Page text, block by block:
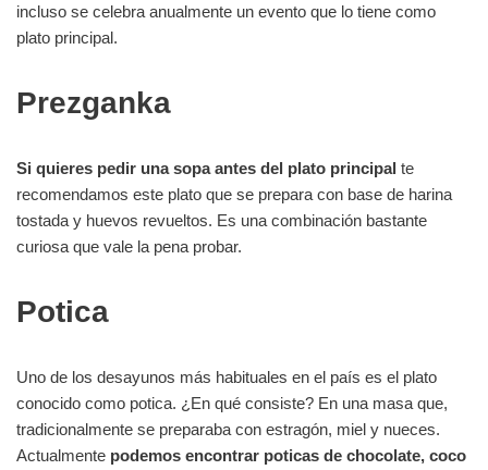
incluso se celebra anualmente un evento que lo tiene como
plato principal.
Prezganka
Si quieres pedir una sopa antes del plato principal te
recomendamos este plato que se prepara con base de harina
tostada y huevos revueltos. Es una combinación bastante
curiosa que vale la pena probar.
Potica
Uno de los desayunos más habituales en el país es el plato
conocido como potica. ¿En qué consiste? En una masa que,
tradicionalmente se preparaba con estragón, miel y nueces.
Actualmente podemos encontrar poticas de chocolate, coco